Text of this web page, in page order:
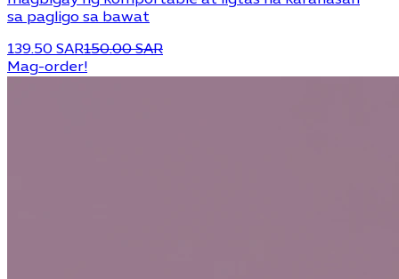
sa pagligo sa bawat
139.50 SAR150.00 SAR
Mag-order!